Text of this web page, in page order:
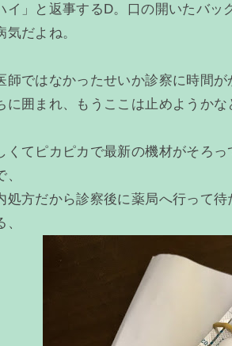
イ」と返事するD。口の開いたバッ
気だよね。
師ではなかったせいか診察に時間
に囲まれ、もうここは止めようかな
くてピカピカで最新の機材がそろ
処方だから診察後に薬局へ行って